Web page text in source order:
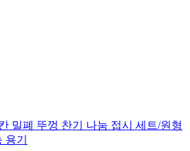
밀폐 뚜껑 찬기 나눔 접시 세트/원형
용기